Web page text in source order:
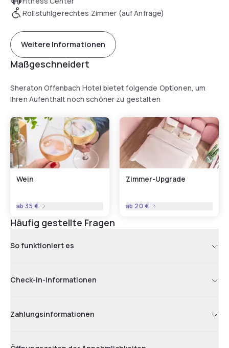
Rollstuhlgerechtes Zimmer (auf Anfrage)
Weitere Informationen
Maßgeschneidert
Sheraton Offenbach Hotel bietet folgende Optionen, um
Ihren Aufenthalt noch schöner zu gestalten
Wein
ab 35 €
Zimmer-Upgrade
ab 20 €
Häufig gestellte Fragen
So funktioniert es
Check-in-Informationen
Zahlungsinformationen